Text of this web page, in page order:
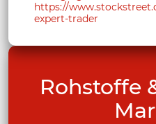
https://
expert-trader
Rohstoffe